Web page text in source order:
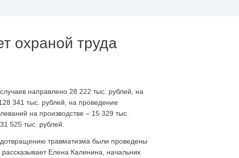
охраной труда
направлено 28 222 тыс. рублей, на
341 тыс. рублей, на проведение
на производстве – 15 329 тыс.
525 тыс. рублей.
травматизма были проведены
Елена Калинина, начальник